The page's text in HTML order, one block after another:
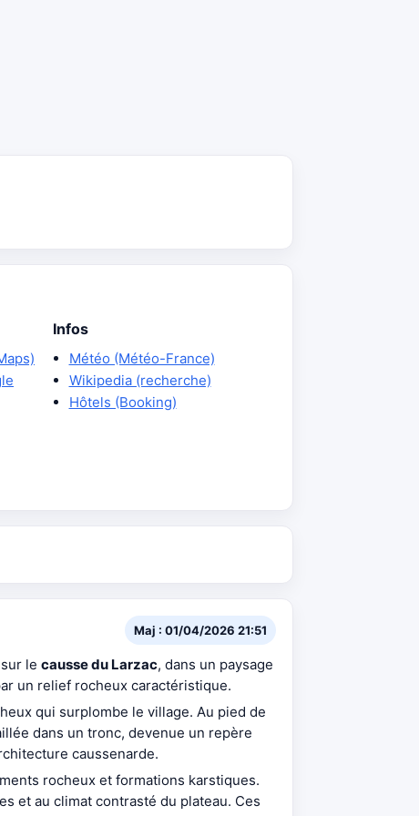
Infos
Météo (Météo-France)
Wikipedia (recherche)
Hôtels (Booking)
Maj : 01/04/2026 21:51
le causse du Larzac, dans un paysage
un relief rocheux caractéristique.
qui surplombe le village. Au pied de
dans un tronc, devenue un repère
caussenarde.
rocheux et formations karstiques.
et au climat contrasté du plateau. Ces